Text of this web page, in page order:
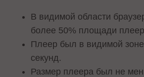
В видимой области
более 50% площади
Плеер был в видимой
секунд.
Размер плеера был не